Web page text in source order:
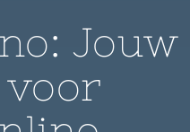
Jouw
voor